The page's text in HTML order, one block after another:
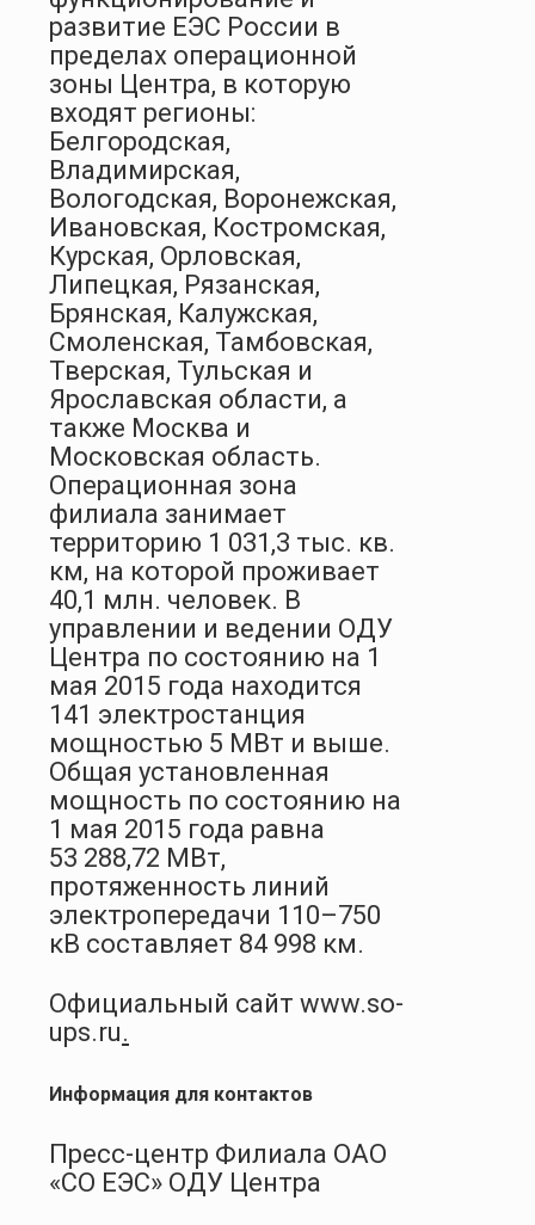
развитие ЕЭС России в
пределах операционной
зоны Центра, в которую
входят регионы:
Белгородская,
Владимирская,
Вологодская, Воронежская,
Ивановская, Костромская,
Курская, Орловская,
Липецкая, Рязанская,
Брянская, Калужская,
Смоленская, Тамбовская,
Тверская, Тульская и
Ярославская области, а
также Москва и
Московская область.
Операционная зона
филиала занимает
территорию 1 031,3 тыс. кв.
км, на которой проживает
40,1 млн. человек. В
управлении и ведении ОДУ
Центра по состоянию на 1
мая 2015 года находится
141 электростанция
мощностью 5 МВт и выше.
Общая установленная
мощность по состоянию на
1 мая 2015 года равна
53 288,72 МВт,
протяженность линий
электропередачи 110–750
кВ составляет 84 998 км.
Официальный сайт www.so-
ups.ru.
Информация для контактов
Пресс-центр Филиала ОАО
«СО ЕЭС» ОДУ Центра